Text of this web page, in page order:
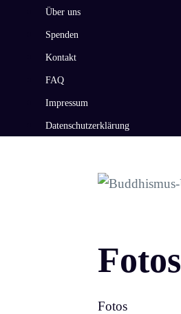
Über uns
Spenden
Kontakt
FAQ
Impressum
Datenschutzerklärung
Fotos
Fotos